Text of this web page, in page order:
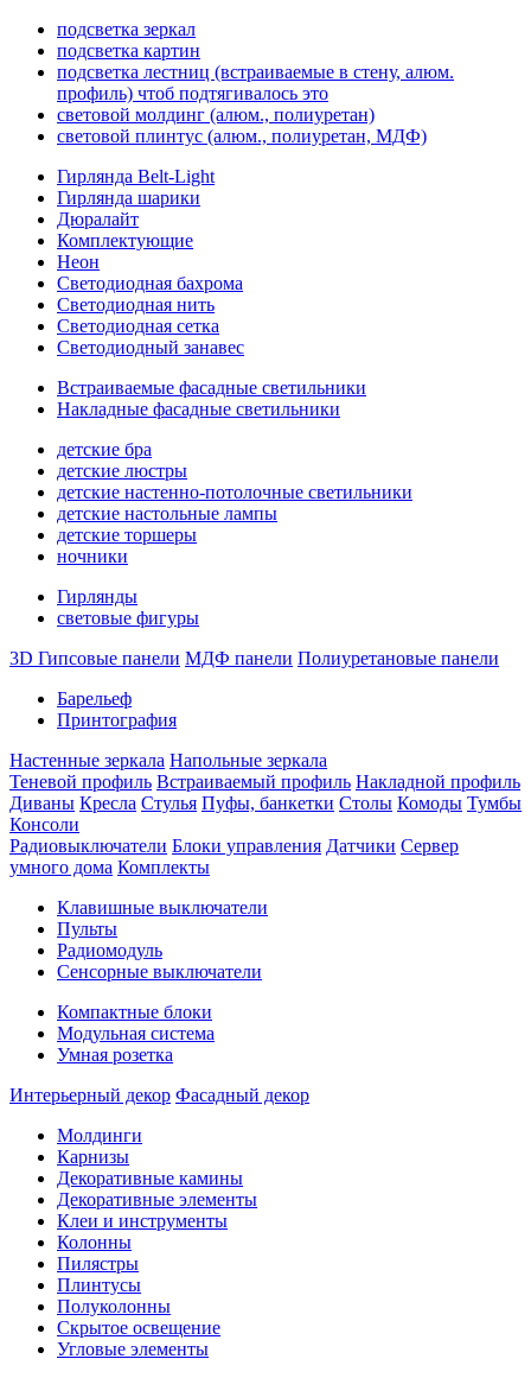
подсветка зеркал
подсветка картин
подсветка лестниц (встраиваемые в стену, алюм.
профиль) чтоб подтягивалось это
световой молдинг (алюм., полиуретан)
световой плинтус (алюм., полиуретан, МДФ)
Гирлянда Belt-Light
Гирлянда шарики
Дюралайт
Комплектующие
Неон
Светодиодная бахрома
Светодиодная нить
Светодиодная сетка
Светодиодный занавес
Встраиваемые фасадные светильники
Накладные фасадные светильники
детские бра
детские люстры
детские настенно-потолочные светильники
детские настольные лампы
детские торшеры
ночники
Гирлянды
световые фигуры
3D Гипсовые панели МДФ панели Полиуретановые панели
Барельеф
Принтография
Настенные зеркала Напольные зеркала
Теневой профиль Встраиваемый профиль Накладной профиль
Диваны Кресла Стулья Пуфы, банкетки Столы Комоды Тумбы
Консоли
Радиовыключатели Блоки управления Датчики Сервер
умного дома Комплекты
Клавишные выключатели
Пульты
Радиомодуль
Сенсорные выключатели
Компактные блоки
Модульная система
Умная розетка
Интерьерный декор Фасадный декор
Молдинги
Карнизы
Декоративные камины
Декоративные элементы
Клеи и инструменты
Колонны
Пилястры
Плинтусы
Полуколонны
Скрытое освещение
Угловые элементы